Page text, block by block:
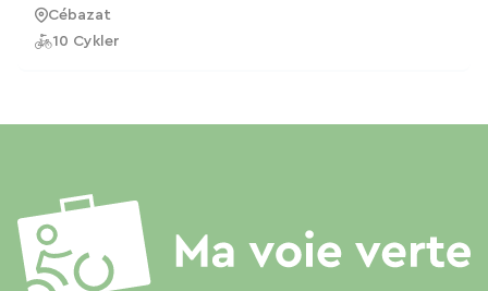
Cébazat
10 Cykler